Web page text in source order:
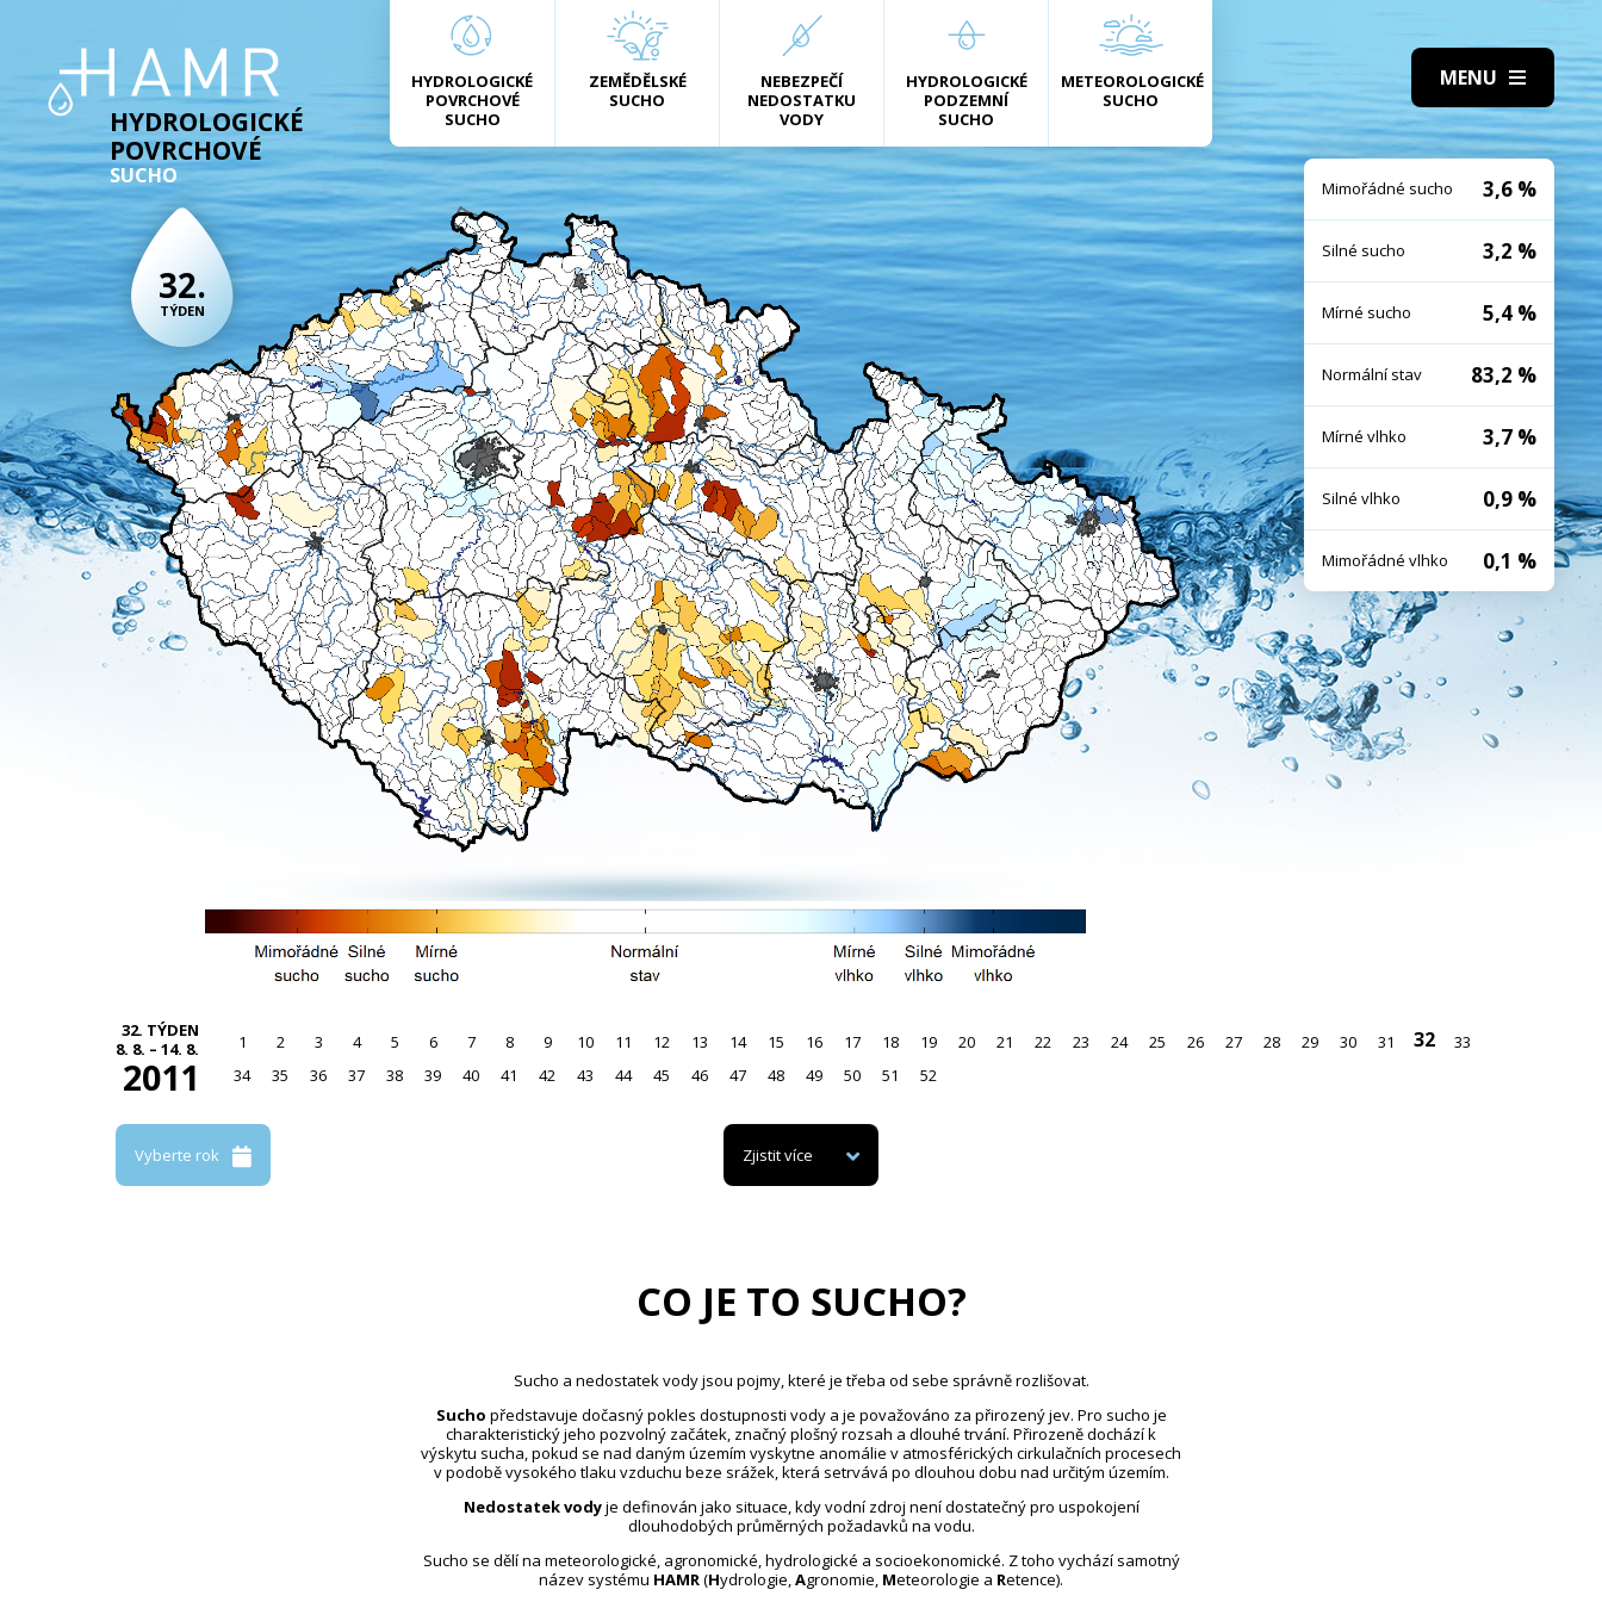
HYDROLOGICKÉ
POVRCHOVÉ
SUCHO
ZEMĚDĚLSKÉ
SUCHO
NEBEZPEČÍ
NEDOSTATKU
VODY
HYDROLOGICKÉ
PODZEMNÍ
SUCHO
METEOROLOGICKÉ
SUCHO
HYDROLOGICKÉ
POVRCHOVÉ
SUCHO
32.
TÝDEN
32. TÝDEN
8. 8. – 14. 8.
2011
1 2 3 4 5 6 7 8 9 10 11 12 13 14 15 16 17 18 19 20 21 22 23 24 25 26 27 28 29 30 31 32
33
34
35 36 37 38 39 40 41 42 43 44 45 46 47 48 49 50 51 52
Mimořádné sucho 3,6 %
Silné sucho 3,2 %
Mírné sucho 5,4 %
Normální stav 83,2 %
Mírné vlhko 3,7 %
Silné vlhko 0,9 %
Mimořádné vlhko 0,1 %
Vyberte rok Zjistit více
CO JE TO SUCHO?
Sucho a nedostatek vody jsou pojmy, které je třeba od sebe správně rozlišovat.
Sucho představuje dočasný pokles dostupnosti vody a je považováno za přirozený jev. Pro sucho je
charakteristický jeho pozvolný začátek, značný plošný rozsah a dlouhé trvání. Přirozeně dochází k
výskytu sucha, pokud se nad daným územím vyskytne anomálie v atmosférických cirkulačních procesech
v podobě vysokého tlaku vzduchu beze srážek, která setrvává po dlouhou dobu nad určitým územím.
Nedostatek vodyje definován jako situace, kdy vodní zdroj není dostatečný pro uspokojení
dlouhodobých průměrných požadavků na vodu.
Sucho se dělí na meteorologické, agronomické, hydrologické a socioekonomické. Z toho vychází samotný
název systému HAMR(Hydrologie,Agronomie, Meteorologie a Retence).